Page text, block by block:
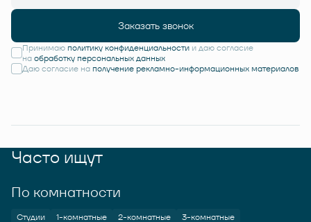
Заказать звонок
Принимаю политику конфиденциальностии даю согласие
на обработку персональных данных
Даю согласие на получение рекламно-информационных материалов
Часто ищут
По комнатности
Студии 1-комнатные 2-комнатные 3-комнатные